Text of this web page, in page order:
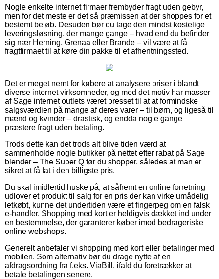
Nogle enkelte internet firmaer frembyder fragt uden gebyr,
men for det meste er det så præmissen at der shoppes for et
bestemt beløb. Desuden bør du tage den mindst kostelige
leveringsløsning, der mange gange – hvad end du befinder
sig nær Herning, Grenaa eller Brande – vil være at få
fragtfirmaet til at køre din pakke til et afhentningssted.
Det er meget nemt for købere at analysere priser i blandt
diverse internet virksomheder, og med det motiv har masser
af Sage internet outlets været presset til at at formindske
salgsværdien på mange af deres varer – til børn, og ligeså til
mænd og kvinder – drastisk, og endda nogle gange
præstere fragt uden betaling.
Trods dette kan det trods alt blive tiden værd at
sammenholde nogle butikker på nettet efter rabat på Sage
blender – The Super Q før du shopper, således at man er
sikret at få fat i den billigste pris.
Du skal imidlertid huske på, at såfremt en online forretning
udlover et produkt til salg for en pris der kan virke umådelig
letkøbt, kunne det undertiden være et fingerpeg om en falsk
e-handler. Shopping med kort er heldigvis dækket ind under
en bestemmelse, der garanterer køber imod bedrageriske
online webshops.
Generelt anbefaler vi shopping med kort eller betalinger med
mobilen. Som alternativ bør du drage nytte af en
afdragsordning fra f.eks. ViaBill, ifald du foretrækker at
betale betalingen senere.